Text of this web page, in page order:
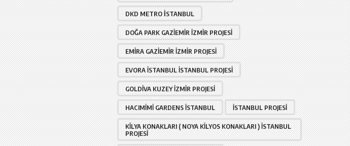
DKD METRO İSTANBUL
DOĞA PARK GAZIEMIR İZMIR PROJESI
EMIRA GAZIEMIR İZMIR PROJESI
EVORA İSTANBUL İSTANBUL PROJESI
GOLDIVA KUZEY İZMIR PROJESI
HACIMIMI GARDENS İSTANBUL İSTANBUL PROJESI
KILYA KONAKLARI ( NOYA KILYOS KONAKLARI ) İSTANBUL
PROJESI